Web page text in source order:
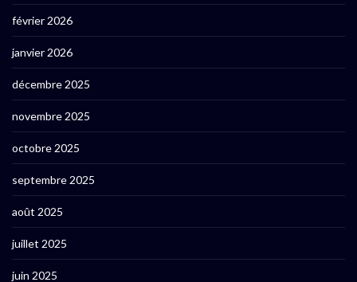
février 2026
janvier 2026
décembre 2025
novembre 2025
octobre 2025
septembre 2025
août 2025
juillet 2025
juin 2025